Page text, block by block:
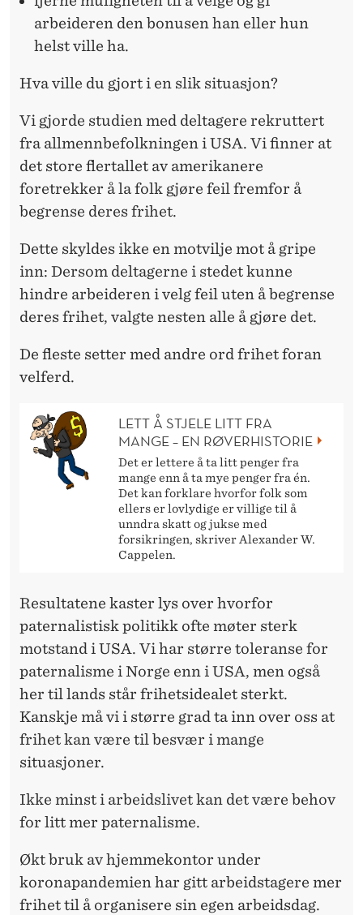
arbeideren den bonusen han eller hun
helst ville ha.
Hva ville du gjort i en slik situasjon?
Vi gjorde studien med deltagere rekruttert
fra allmennbefolkningen i USA. Vi finner at
det store flertallet av amerikanere
foretrekker å la folk gjøre feil fremfor å
begrense deres frihet.
Dette skyldes ikke en motvilje mot å gripe
inn: Dersom deltagerne i stedet kunne
hindre arbeideren i velg feil uten å begrense
deres frihet, valgte nesten alle å gjøre det.
De fleste setter med andre ord frihet foran
velferd.
LETT Å STJELE LITT FRA
MANGE – EN RØVERHISTORIE
Det er lettere å ta litt penger fra
mange enn å ta mye penger fra én.
Det kan forklare hvorfor folk som
ellers er lovlydige er villige til å
unndra skatt og jukse med
forsikringen, skriver Alexander W.
Cappelen.
Resultatene kaster lys over hvorfor
paternalistisk politikk ofte møter sterk
motstand i USA. Vi har større toleranse for
paternalisme i Norge enn i USA, men også
her til lands står frihetsidealet sterkt.
Kanskje må vi i større grad ta inn over oss at
frihet kan være til besvær i mange
situasjoner.
Ikke minst i arbeidslivet kan det være behov
for litt mer paternalisme.
Økt bruk av hjemmekontor under
koronapandemien har gitt arbeidstagere mer
frihet til å organisere sin egen arbeidsdag.